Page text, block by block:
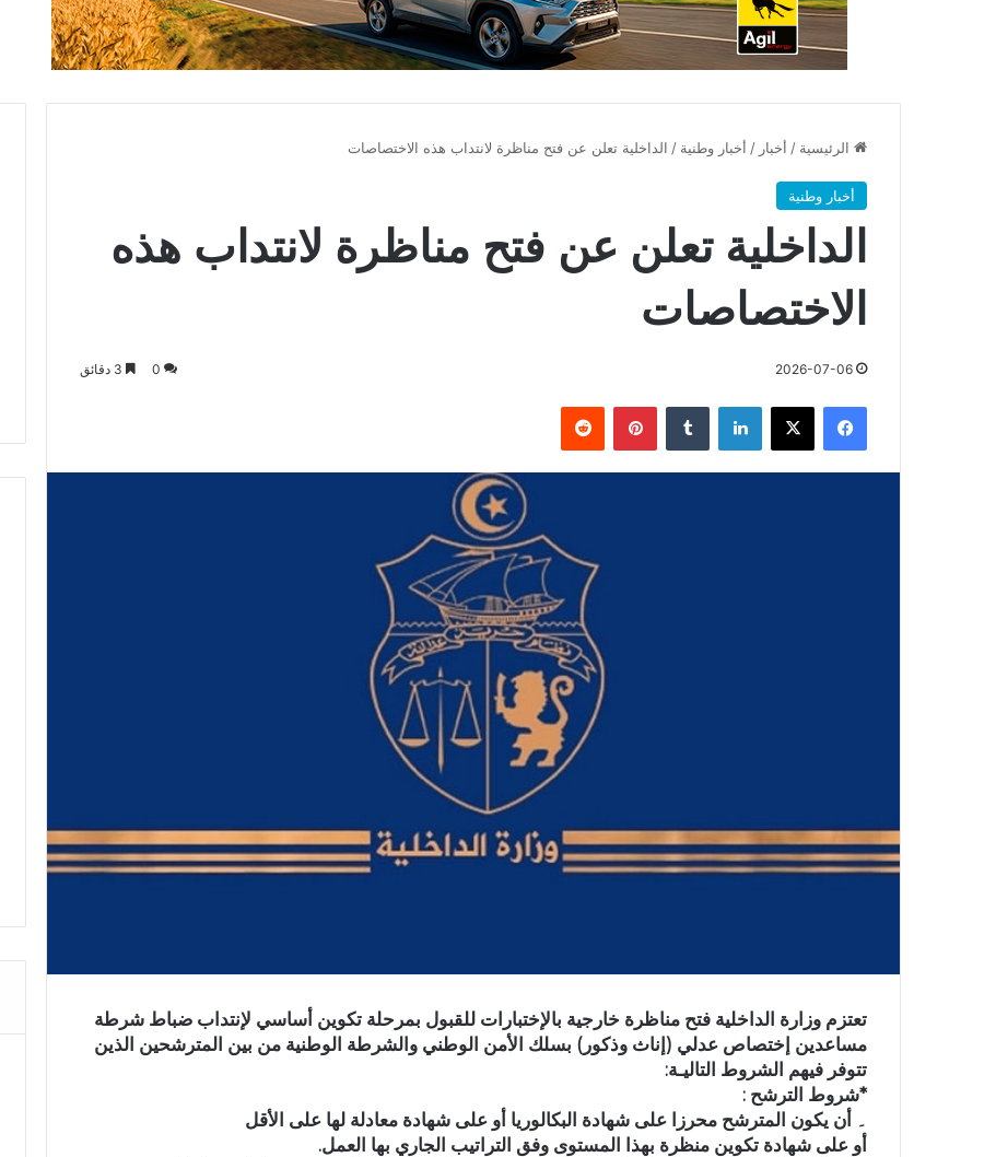
الرئيسية / أخبار / أخبار وطنية / الداخلية تعلن عن فتح مناظرة لانتداب هذه الاختصاصات
أخبار وطنية
الداخلية تعلن عن فتح مناظرة لانتداب هذه
الاختصاصات
2026-07-06
0
فيسبوك X لينكدإن بينتيريست
تعتزم وزارة الداخلية فتح مناظرة خارجية بالإختبارات للقبول بمرحلة تكوين أساسي لإنتداب ضباط شرطة
مساعدين إختصاص عدلي (إناث وذكور) بسلك الأمن الوطني والشرطة الوطنية من بين المترشحين الذين
تتوفر فيهم الشروط التاليـة:
*شروط الترشح :
۔ أن يكون المترشح محرزا على شهادة البكالوريا أو على شهادة معادلة لها على الأقل
أو على شهادة تكوين منظرة بهذا المستوى وفق التراتيب الجاري بها العمل.